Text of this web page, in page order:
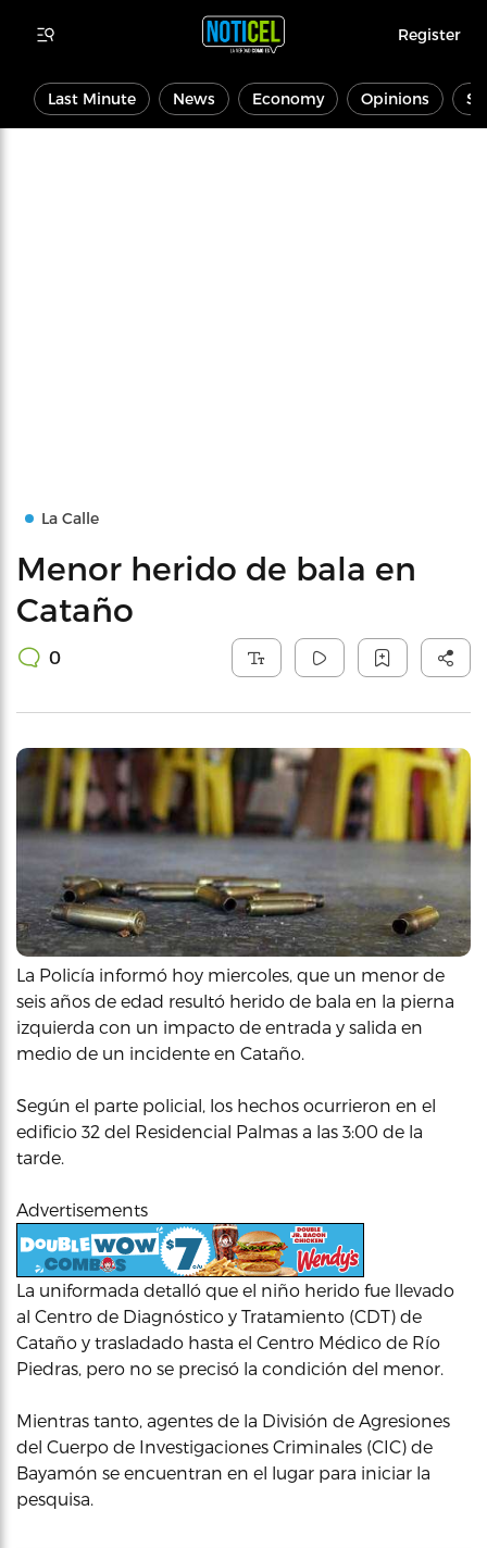
Register
Last Minute News Economy Opinions
La Calle
Menor herido de bala en
Cataño
0
La Policía informó hoy miercoles, que un menor de
seis años de edad resultó herido de bala en la pierna
izquierda con un impacto de entrada y salida en
medio de un incidente en Cataño.
Según el parte policial, los hechos ocurrieron en el
edificio 32 del Residencial Palmas a las 3:00 de la
tarde.
Advertisements
La uniformada detalló que el niño herido fue llevado
al Centro de Diagnóstico y Tratamiento (CDT) de
Cataño y trasladado hasta el Centro Médico de Río
Piedras, pero no se precisó la condición del menor.
Mientras tanto, agentes de la División de Agresiones
del Cuerpo de Investigaciones Criminales (CIC) de
Bayamón se encuentran en el lugar para iniciar la
pesquisa.